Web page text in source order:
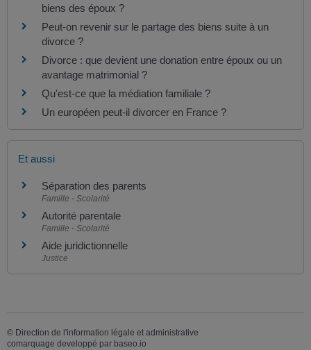
biens des époux ?
Peut-on revenir sur le partage des biens suite à un
divorce ?
Divorce : que devient une donation entre époux ou un
avantage matrimonial ?
Qu'est-ce que la médiation familiale ?
Un européen peut-il divorcer en France ?
Et aussi
Séparation des parents
Famille - Scolarité
Autorité parentale
Famille - Scolarité
Aide juridictionnelle
Justice
© Direction de l'information légale et administrative
comarquage developpé par baseo.io